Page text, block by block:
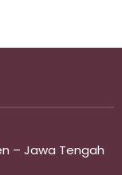
– Jawa Tengah